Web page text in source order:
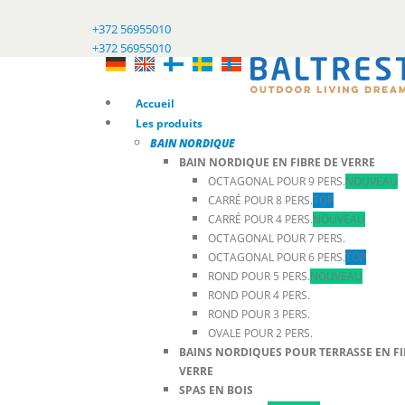
+372 56955010
+372 56955010
Accueil
Les produits
BAIN NORDIQUE
BAIN NORDIQUE EN FIBRE DE VERRE
OCTAGONAL POUR 9 PERS.NOUVEAU
CARRÉ POUR 8 PERS.TOP
CARRÉ POUR 4 PERS.NOUVEAU
OCTAGONAL POUR 7 PERS.
OCTAGONAL POUR 6 PERS.TOP
ROND POUR 5 PERS.NOUVEAU
ROND POUR 4 PERS.
ROND POUR 3 PERS.
OVALE POUR 2 PERS.
BAINS NORDIQUES POUR TERRASSE EN
VERRE
SPAS EN BOIS